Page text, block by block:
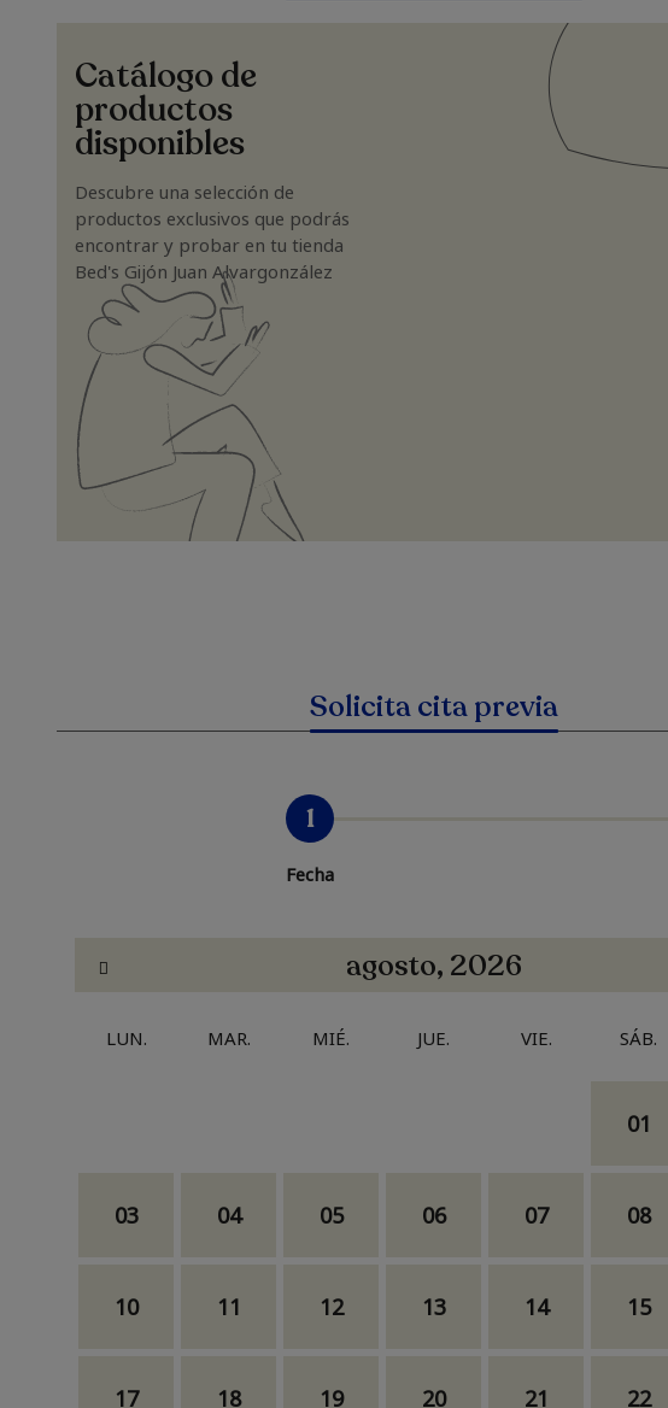
Catálogo de
productos
disponibles
Descubre una selección de
productos exclusivos que podrás
encontrar y probar en tu tienda
Bed's Gijón Juan Alvargonzález
Solicita cita previa
1
Fecha
agosto, 2026
LUN. MAR. MIÉ. JUE. VIE. SÁB.
01
03 04 05 06 07 08
10 11 12 13 14 15
17 18 19 20 21 22